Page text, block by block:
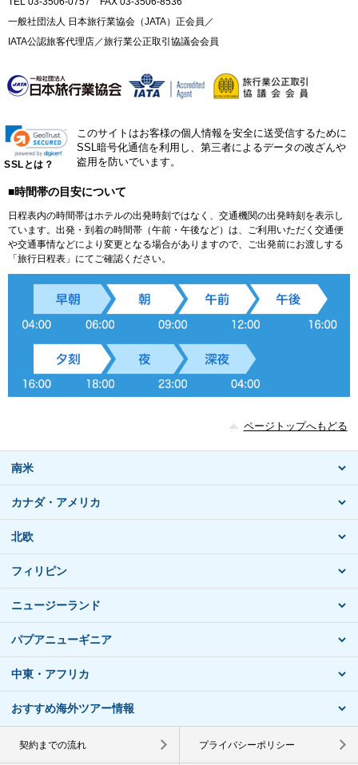
一般社団法人 日本旅行業協会（JATA）正会員／
IATA公認旅客代理店／旅行業公正取引協議会会員
SSLとは？
このサイトはお客様の個人情報を安全に送受信するために
SSL暗号化通信を利用し、第三者によるデータの改ざんや
盗用を防いでいます。
■時間帯の目安について
日程表内の時間帯はホテルの出発時刻ではなく、交通機関の出発時刻を表示し
ています。出発・到着の時間帯（午前・午後など）は、ご利用いただく交通便
や交通事情などにより変更となる場合がありますので、ご出発前にお渡しする
「旅行日程表」にてご確認ください。
ページトップへもどる
南米
カナダ・アメリカ
北欧
フィリピン
ニュージーランド
パプアニューギニア
中東・アフリカ
おすすめ海外ツアー情報
契約までの流れ プライバシーポリシー